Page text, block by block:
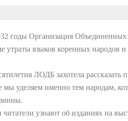
годы Организация Объединенных
утраты языков коренных народов
ЛОДБ захотела
мы уделяем именно тем народам,
узнают об изданиях на